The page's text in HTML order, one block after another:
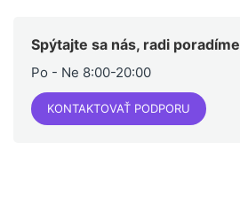
Spýtajte sa nás, radi poradíme
Po - Ne 8:00-20:00
KONTAKTOVAŤ PODPORU